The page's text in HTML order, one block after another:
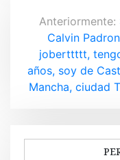
N
v
Anteriormente:
Calvin
joberttttt,
años, soy de
Mancha, ciudad